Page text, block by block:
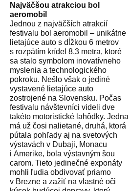
Najväčšou atrakciou bol
aeromobil
Jednou z najväčších atrakcií
festivalu bol aeromobil – unikátne
lietajúce auto s dĺžkou 6 metrov
s rozpätím krídel 8,3 metra, ktoré
sa stalo symbolom inovatívneho
myslenia a technologického
pokroku. Nešlo však o jediné
vystavené lietajúce auto
zostrojené na Slovensku. Počas
festivalu návštevníci videli dve
takéto motoristické lahôdky. Jedna
má už čosi nalietané, druhá, ktorá
pútala pohľady aj na svetových
výstavách v Dubaji, Monacu
i Amerike, bola výstavným šou
carom. Tieto jedinečné exponáty
mohli ľudia obdivovať priamo
v Brezne a zažiť na vlastné oči